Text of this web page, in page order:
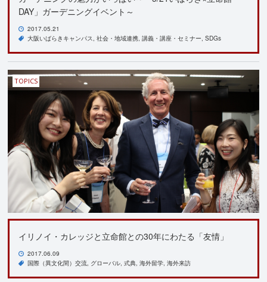
DAY」ガーデニングイベント～
2017.05.21
大阪いばらきキャンパス 社会・地域連携 講義・講座・セミナー SDGs
TOPICS
イリノイ・カレッジと立命館との30年にわたる「友情」
2017.06.09
国際（異文化間）交流 グローバル 式典 海外留学 海外来訪